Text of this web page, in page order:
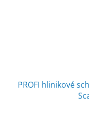
PROFI hlinikové